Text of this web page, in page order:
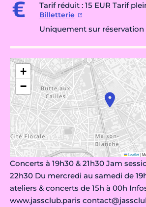
Tarif réduit : 15 EUR Tarif
Billetterie
Uniquement sur réservation
+
−
Leaflet|
Concerts à 19h30 & 21h30 Jam
22h30 Du mercredi au samedi de
ateliers & concerts de 15h à 00h
www.jassclub.paris